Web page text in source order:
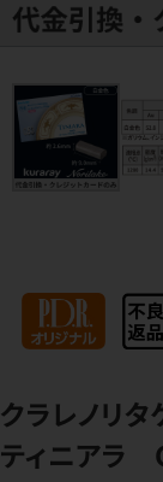
クラレノリ
ティニアラ